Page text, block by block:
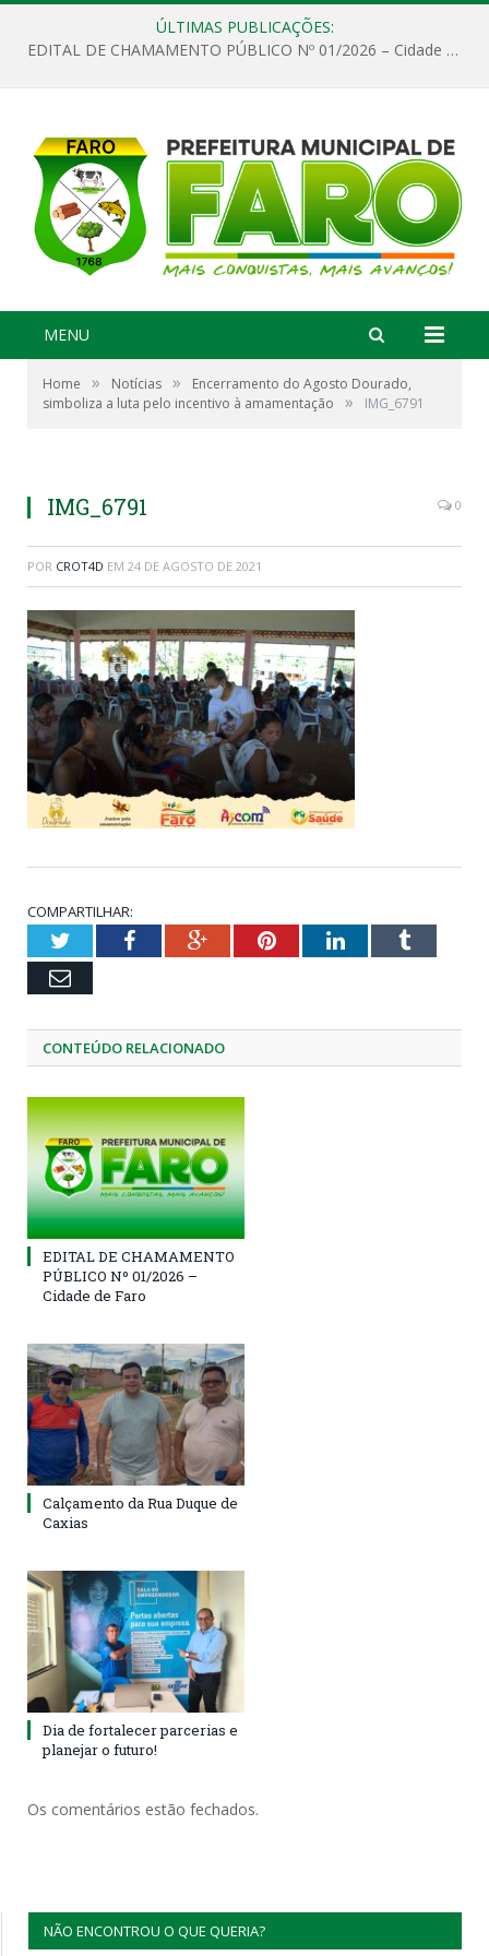
ÚLTIMAS PUBLICAÇÕES:
EDITAL DE CHAMAMENTO PÚBLICO Nº 01/2026 – Cidade de Faro
MENU
Home » Notícias »
Encerramento do Agosto Dourado,
simboliza a luta pelo incentivo à amamentação
» IMG_6791
IMG_6791 0
POR CROT4D EM 24 DE AGOSTO DE 2021
COMPARTILHAR:
TwitterFacebookGoogle+PinterestLinkedInTumblr
Email
CONTEÚDO RELACIONADO
EDITAL DE CHAMAMENTO
PÚBLICO Nº 01/2026 –
Cidade de Faro
Calçamento da Rua Duque de
Caxias
Dia de fortalecer parcerias e
planejar o futuro!
Os comentários estão fechados.
NÃO ENCONTROU O QUE QUERIA?